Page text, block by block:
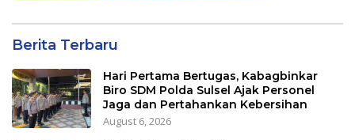
Berita Terbaru
Hari Pertama Bertugas, Kabagbinkar
Biro SDM Polda Sulsel Ajak Personel
Jaga dan Pertahankan Kebersihan
August 6, 2026